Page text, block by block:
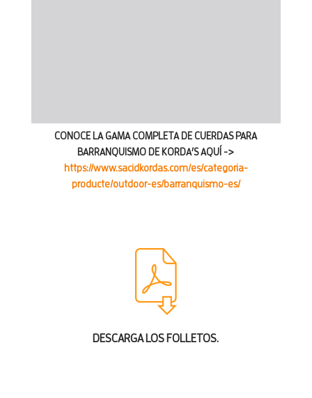
CONOCE LA GAMA COMPLETA DE CUERDAS PARA
BARRANQUISMO DE KORDA’S AQUÍ ->
https://www.sacidkordas.com/es/categoria-
producte/outdoor-es/barranquismo-es/
DESCARGA LOS FOLLETOS.